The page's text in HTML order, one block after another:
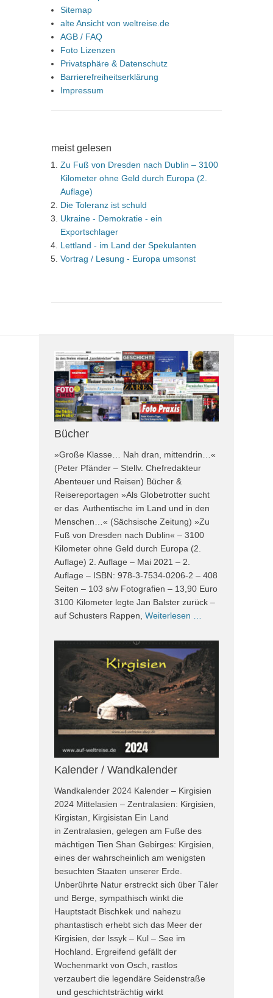
Sitemap
alte Ansicht von weltreise.de
AGB / FAQ
Foto Lizenzen
Privatsphäre & Datenschutz
Barrierefreiheitserklärung
Impressum
meist gelesen
Zu Fuß von Dresden nach Dublin – 3100
Kilometer ohne Geld durch Europa (2.
Auflage)
Die Toleranz ist schuld
Ukraine - Demokratie - ein
Exportschlager
Lettland - im Land der Spekulanten
Vortrag / Lesung - Europa umsonst
Bücher
»Große Klasse… Nah dran, mittendrin…«
(Peter Pfänder – Stellv. Chefredakteur
Abenteuer und Reisen) Bücher &
Reisereportagen »Als Globetrotter sucht
er das Authentische im Land und in den
Menschen…« (Sächsische Zeitung) »Zu
Fuß von Dresden nach Dublin« – 3100
Kilometer ohne Geld durch Europa (2.
Auflage) 2. Auflage – Mai 2021 – 2.
Auflage – ISBN: 978-3-7534-0206-2 – 408
Seiten – 103 s/w Fotografien – 13,90 Euro
3100 Kilometer legte Jan Balster zurück –
auf Schusters Rappen, Weiterlesen …
Kalender / Wandkalender
Wandkalender 2024 Kalender – Kirgisien
2024 Mittelasien – Zentralasien: Kirgisien,
Kirgistan, Kirgisistan Ein Land
in Zentralasien, gelegen am Fuße des
mächtigen Tien Shan Gebirges: Kirgisien,
eines der wahrscheinlich am wenigsten
besuchten Staaten unserer Erde.
Unberührte Natur erstreckt sich über Täler
und Berge, sympathisch winkt die
Hauptstadt Bischkek und nahezu
phantastisch erhebt sich das Meer der
Kirgisien, der Issyk – Kul – See im
Hochland. Ergreifend gefällt der
Wochenmarkt von Osch, rastlos
verzaubert die legendäre Seidenstraße
und geschichtsträchtig wirkt